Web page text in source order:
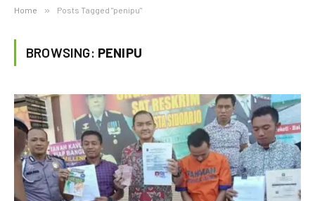
Home » Posts Tagged "penipu"
BROWSING: PENIPU